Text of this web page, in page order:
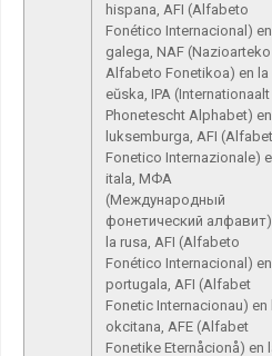
hispana, AFI (Alfabeto
Fonético Internacional)
galega, NAF (Nazioarteko
Alfabeto Fonetikoa) en la
eŭska, IPA (Internationaalt
Phonetescht Alphabet)
luksemburga, AFI
Fonetico Internazionale)
itala, МФА
(Международный
фонетический
la rusa, AFI (Alfabeto
Fonético Internacional)
portugala, AFI (Alfabet
Fonetic Internacionau) en
okcitana, AFE (Alfabet
Fonetike Eternåcionå) en